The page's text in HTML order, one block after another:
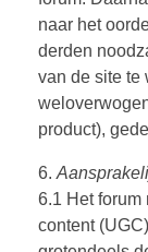
naar het
derden
van de site te
product),
6.
6.1 Het forum
content